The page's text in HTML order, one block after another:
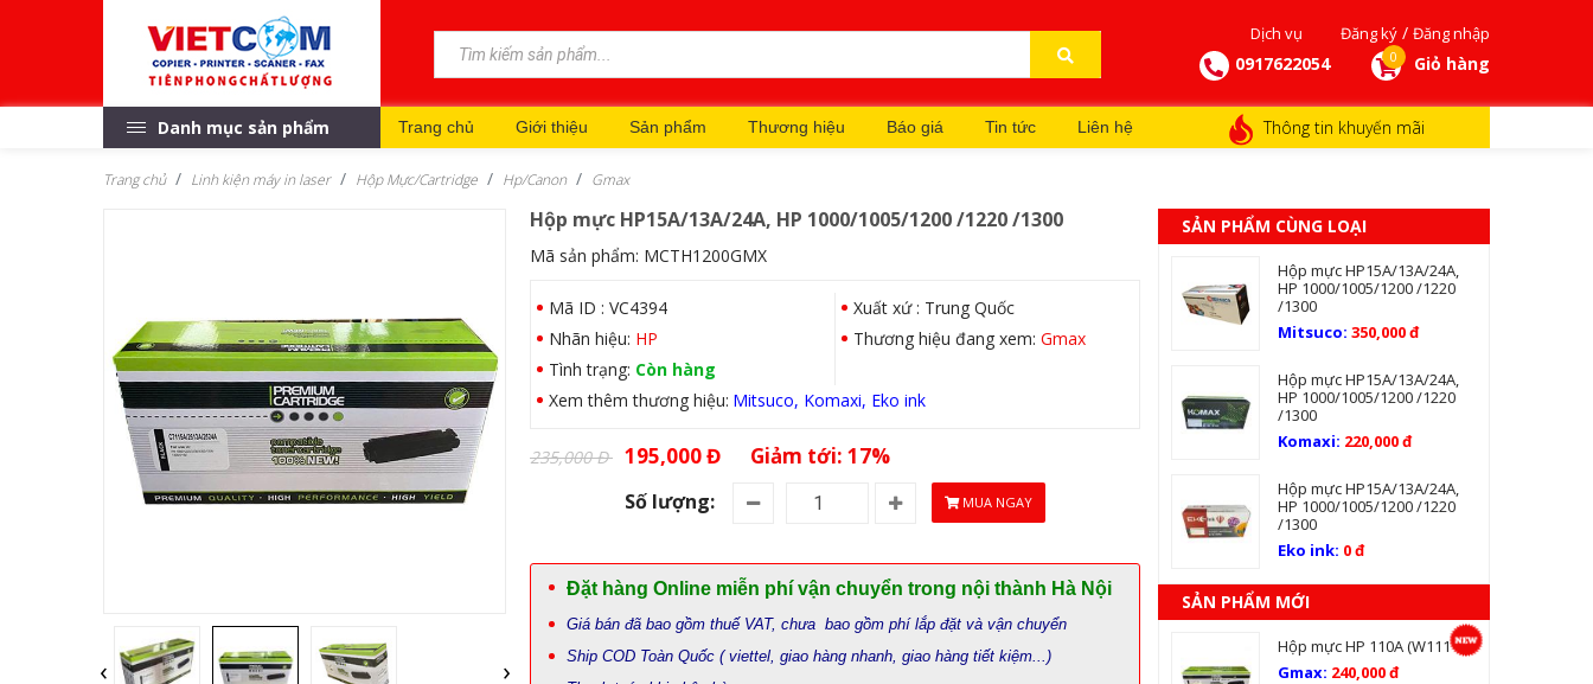
Dịch vụ Đăng ký / Đăng nhập
0917622054 0 Giỏ hàng
Danh mục sản phẩm Trang chủ Giới thiệu Sản phẩm Thương hiệu Báo giá Tin tức Liên hệ Thông tin khuyến mãi
Trang chủ Linh kiện máy in laser Hộp Mực/Cartridge Hp/Canon Gmax
‹ ›
Hộp mực HP15A/13A/24A, HP 1000/1005/1200 /1220 /1300
Mã sản phẩm: MCTH1200GMX
Mã ID : VC4394
Xuất xứ : Trung Quốc
Nhãn hiệu: HP Thương hiệu đang xem: Gmax
Tình trạng: Còn hàng
Xem thêm thương hiệu: Mitsuco Komaxi Eko ink
235,000 Đ 195,000 Đ Giảm tới: 17%
Số lượng: MUA NGAY
Đặt hàng Online miễn phí vận chuyển trong nội thành Hà Nội
Giá bán đã bao gồm thuế VAT, chưa bao gồm phí lắp đặt và vận chuyển
Ship COD Toàn Quốc ( viettel, giao hàng nhanh, giao hàng tiết kiệm...)
SẢN PHẨM CÙNG LOẠI
Hộp mực HP15A/13A/24A,
HP 1000/1005/1200 /1220
/1300
Mitsuco:350,000 đ
Hộp mực HP15A/13A/24A,
HP 1000/1005/1200 /1220
/1300
Komaxi: 220,000 đ
Hộp mực HP15A/13A/24A,
HP 1000/1005/1200 /1220
/1300
Eko ink: 0 đ
SẢN PHẨM MỚI
Hộp mực HP 110A (W1110A)
Gmax: 240,000 đ